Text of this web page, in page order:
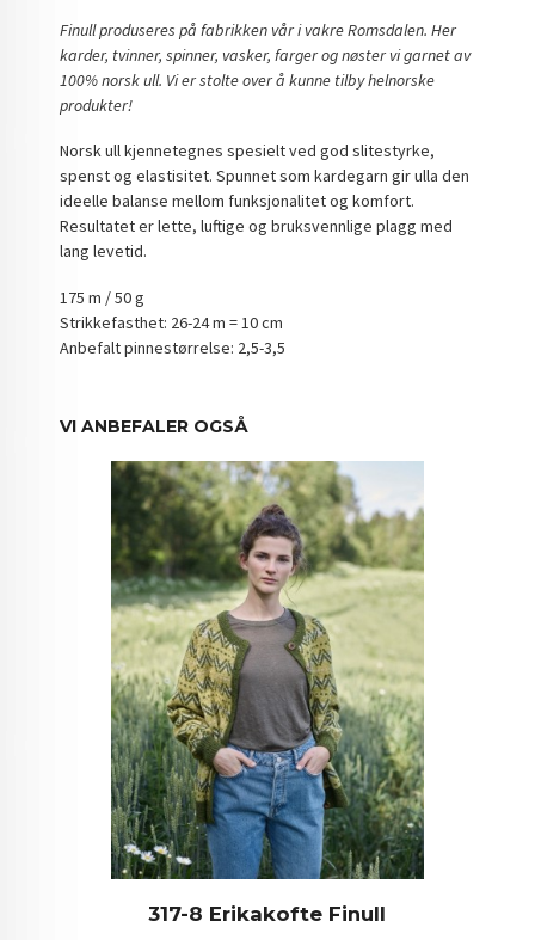
Finull produseres på fabrikken vår i vakre Romsdalen. Her
karder, tvinner, spinner, vasker, farger og nøster vi garnet av
100% norsk ull. Vi er stolte over å kunne tilby helnorske
produkter!
Norsk ull kjennetegnes spesielt ved god slitestyrke,
spenst og elastisitet. Spunnet som kardegarn gir ulla den
ideelle balanse mellom funksjonalitet og komfort.
Resultatet er lette, luftige og bruksvennlige plagg med
lang levetid.
175 m / 50 g
Strikkefasthet: 26-24 m = 10 cm
Anbefalt pinnestørrelse: 2,5-3,5
VI ANBEFALER OGSÅ
317-8 Erikakofte Finull